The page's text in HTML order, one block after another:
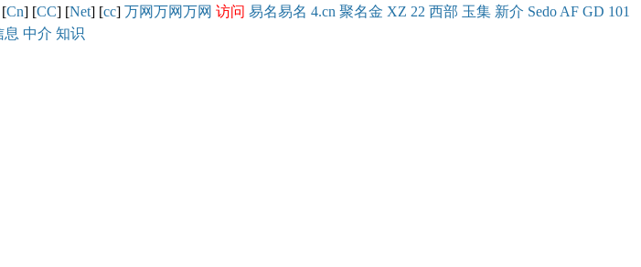
Cn] [CC] [Net] [cc] 万网万网万网 访问 易名易名 4.cn 聚名金 XZ 22 西部 玉集 新介 Sedo AF GD 101
息 中介 知识